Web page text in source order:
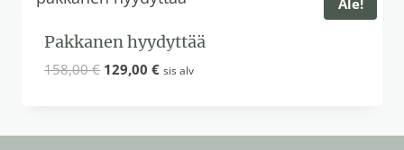
Ale!
Pakkanen hyydyttää
158,00€ Alkuperäinen
158,00 €.
129,00 €Nykyinen
129,00 €.
sis alv